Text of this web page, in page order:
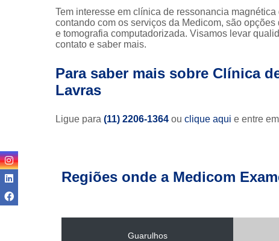
Tem interesse em clínica de ressonancia
contando com os serviços da Medicom, são
e tomografia computadorizada. Visamos levar
contato e saber mais.
Para saber mais sobre Clínica
Lavras
Ligue para (11) 2206-1364 ou clique aqui e entre
Regiões onde a Medicom
Guarulhos